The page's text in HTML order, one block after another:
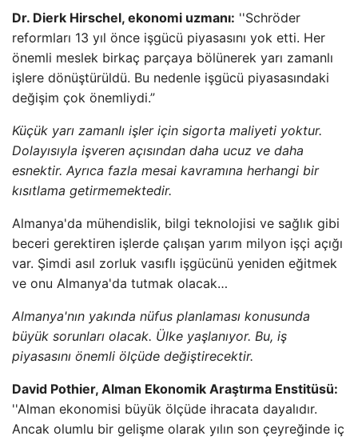
Dr. Dierk Hirschel, ekonomi uzmanı: ''Schröder
reformları 13 yıl önce işgücü piyasasını yok etti. Her
önemli meslek birkaç parçaya bölünerek yarı zamanlı
işlere dönüştürüldü. Bu nedenle işgücü piyasasındaki
değişim çok önemliydi.”
Küçük yarı zamanlı işler için sigorta maliyeti yoktur.
Dolayısıyla işveren açısından daha ucuz ve daha
esnektir. Ayrıca fazla mesai kavramına herhangi bir
kısıtlama getirmemektedir.
Almanya'da mühendislik, bilgi teknolojisi ve sağlık gibi
beceri gerektiren işlerde çalışan yarım milyon işçi açığı
var. Şimdi asıl zorluk vasıflı işgücünü yeniden eğitmek
ve onu Almanya'da tutmak olacak…
Almanya'nın yakında nüfus planlaması konusunda
büyük sorunları olacak. Ülke yaşlanıyor. Bu, iş
piyasasını önemli ölçüde değiştirecektir.
David Pothier, Alman Ekonomik Araştırma Enstitüsü:
''Alman ekonomisi büyük ölçüde ihracata dayalıdır.
Ancak olumlu bir gelişme olarak yılın son çeyreğinde iç